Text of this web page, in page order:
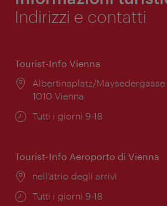
Indirizzi e contatti
Tourist-Info Vienna
Posizione:
Albertinaplatz/Maysedergasse
1010 Vienna
Orari
Tutti i giorni 9-18
Tourist-Info Aeroporto di Vienna
Posizione:
nell’atrio degli arrivi
Orari
Tutti i giorni 9-18